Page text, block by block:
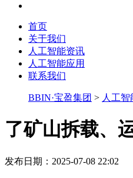
首页
关于我们
人工智能资讯
人工智能应用
联系我们
BBIN·宝盈集团 > 人工智
了矿山拆载、
发布日期：2025-07-08 22:02